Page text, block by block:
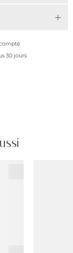
30 jours